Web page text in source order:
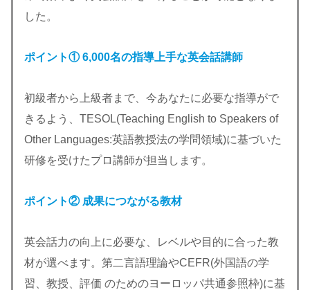
した。
ポイント①6,000名の指導上手な英会話講師
初級者から上級者まで、今あなたに必要な指導がで
きるよう、TESOL(Teaching English to Speakers of
Other Languages:英語教授法の学問領域)に基づいた
研修を受けたプロ講師が担当します。
ポイント② 成果につながる教材
英会話力の向上に必要な、レベルや目的に合った教
材が選べます。第二言語理論やCEFR(外国語の学
習、教授、評価 のためのヨーロッパ共通参照枠)に基